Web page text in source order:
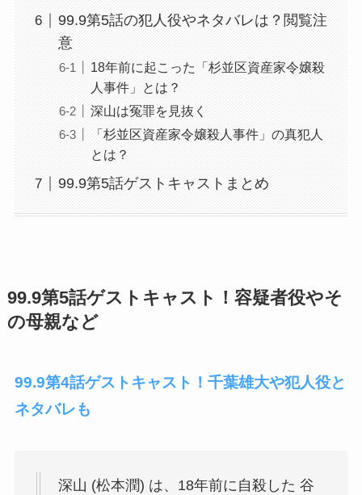
99.9第5話の犯人役やネタバレは？閲覧注
意
18年前に起こった「杉並区資産家令嬢殺
人事件」とは？
深山は冤罪を見抜く
「杉並区資産家令嬢殺人事件」の真犯人
とは？
99.9第5話ゲストキャストまとめ
99.9第5話ゲストキャスト！容疑者役やそ
の母親など
99.9第4話ゲストキャスト！千葉雄大や犯人役と
ネタバレも
深山 (松本潤) は、18年前に自殺した 谷